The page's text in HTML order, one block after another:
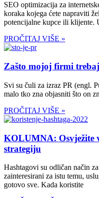
SEO optimizacija za
koraka kojega ćete napraviti
potencijalne kupce ili klijente.
PROČITAJ VIŠE »
Zašto mojoj firmi
Svi su čuli za izraz PR (engl.
malo tko zna objasniti što on
PROČITAJ VIŠE »
KOLUMNA: Osvježite
strategiju
Hashtagovi su odličan način
zainteresirani za istu temu,
gotovo sve. Kada koristite